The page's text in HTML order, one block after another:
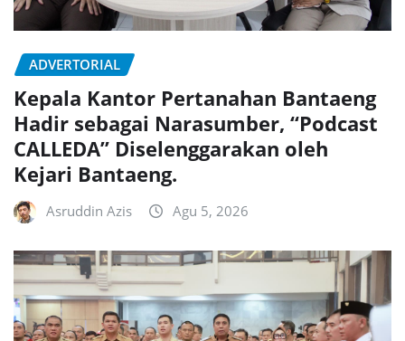
ADVERTORIAL
Kepala Kantor Pertanahan Bantaeng
Hadir sebagai Narasumber, “Podcast
CALLEDA” Diselenggarakan oleh
Kejari Bantaeng.
Asruddin Azis Agu 5, 2026